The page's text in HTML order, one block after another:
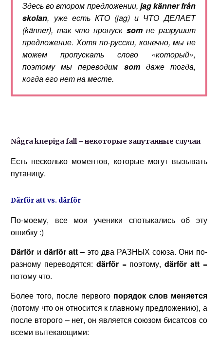
Здесь во втором предложении, jagkänner från
skolan, уже есть КТО (jag) и ЧТО ДЕЛАЕТ
(känner), так что пропуск somне разрушит
предложение. Хотя по-русски, конечно, мы не
можем пропускать слово «который»,
поэтому мы переводим somдаже тогда,
когда его нет на месте.
Någraknepigafall – некоторые запутанные случаи
Есть несколько моментов, которые могут вызывать
путаницу.
Därför att vs. därför
По-моему, все мои ученики спотыкались об эту
ошибку :)
Därför и därför att– это два РАЗНЫХ союза. Они по-
разному переводятся: därför= поэтому,därför att=
потому что.
Более того, после первого порядок слов меняется
(потому что он относится к главному предложению), а
после второго – нет, он является союзом бисатсов со
всеми вытекающими: